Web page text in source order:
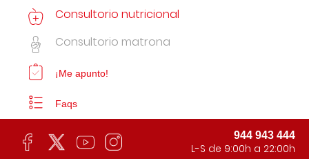
Consultorio nutricional
Consultorio matrona
¡Me apunto!
Faqs
944 943 444
L-S de 9:00h a 22:00h